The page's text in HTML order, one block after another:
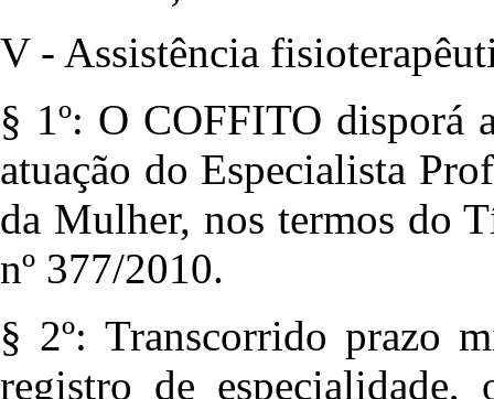
V - Assistência
§ 1º: O COFFITO disporá
atuação do Especialista
da Mulher, nos termos do
nº 377/2010.
§ 2º: Transcorrido prazo
registro de